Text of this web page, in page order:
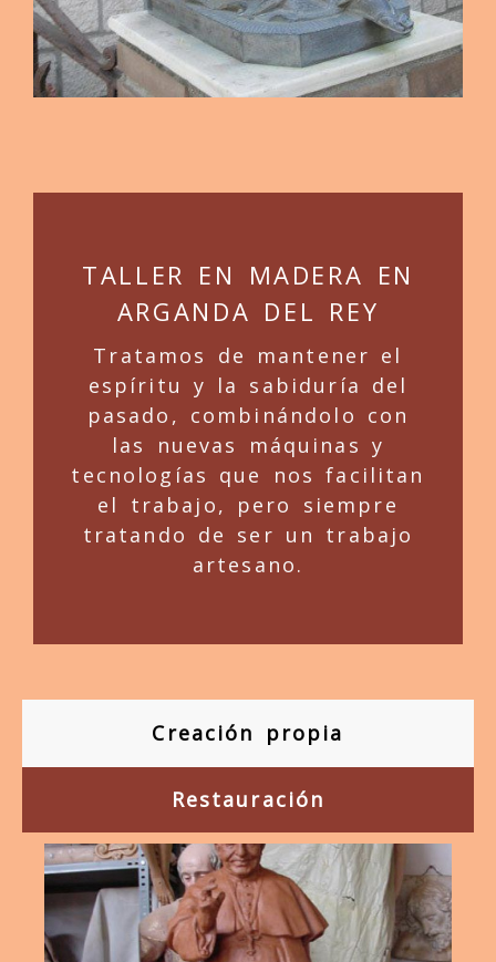
TALLER EN MADERA EN
ARGANDA DEL REY
Tratamos de mantener el
espíritu y la sabiduría del
pasado, combinándolo con
las nuevas máquinas y
tecnologías que nos facilitan
el trabajo, pero siempre
tratando de ser un trabajo
artesano.
Creación propia
Restauración
Anterior